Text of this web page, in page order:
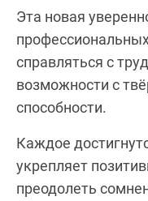
Эта новая
справляться с
возможности с
способности.
Каждое
укрепляет
преодолеть